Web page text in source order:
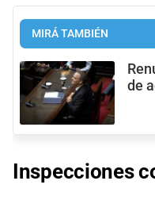
MIRÁ TAMBIÉN
de
Inspecciones